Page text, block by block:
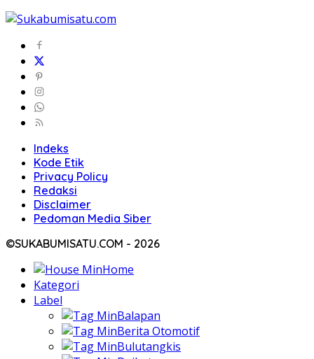
Indeks
Kode Etik
Privacy Policy
Redaksi
Disclaimer
Pedoman Media Siber
©SUKABUMISATU.COM - 2026
Home
Kategori
Label
Balapan
Berita Otomotif
Bulutangkis